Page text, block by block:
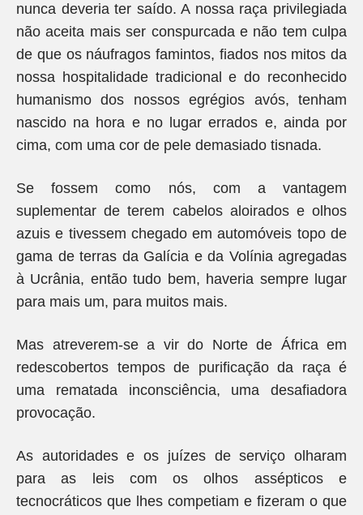
nunca deveria ter saído. A nossa raça privilegiada
não aceita mais ser conspurcada e não tem culpa
de que os náufragos famintos, fiados nos mitos da
nossa hospitalidade tradicional e do reconhecido
humanismo dos nossos egrégios avós, tenham
nascido na hora e no lugar errados e, ainda por
cima, com uma cor de pele demasiado tisnada.
Se fossem como nós, com a vantagem
suplementar de terem cabelos aloirados e olhos
azuis e tivessem chegado em automóveis topo de
gama de terras da Galícia e da Volínia agregadas
à Ucrânia, então tudo bem, haveria sempre lugar
para mais um, para muitos mais.
Mas atreverem-se a vir do Norte de África em
redescobertos tempos de purificação da raça é
uma rematada inconsciência, uma desafiadora
provocação.
As autoridades e os juízes de serviço olharam
para as leis com os olhos assépticos e
tecnocráticos que lhes competiam e fizeram o que